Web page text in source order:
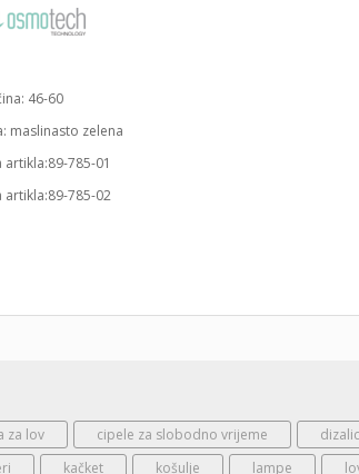
46-60
maslinasto zelena
artikla:89-785-01
artikla:89-785-02
za lov cipele za slobodno vrijeme
kačket košulje lampe